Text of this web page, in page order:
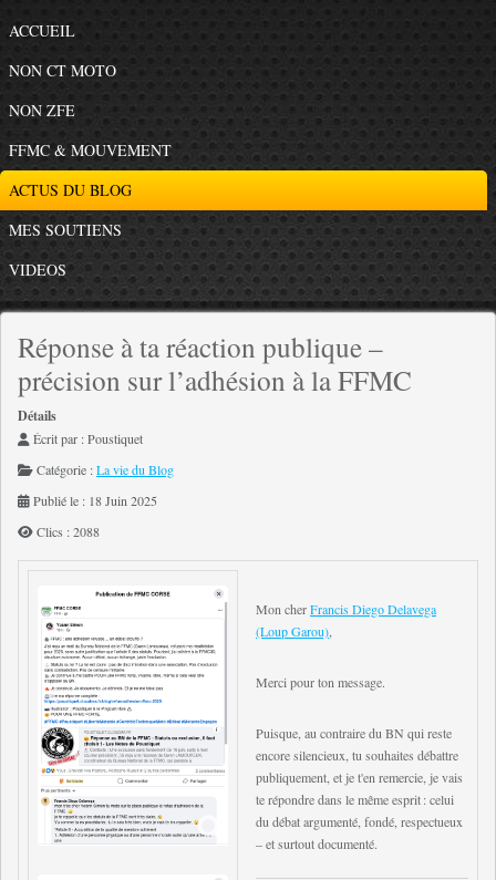
ACCUEIL
NON CT MOTO
NON ZFE
FFMC & MOUVEMENT
ACTUS DU BLOG
MES SOUTIENS
VIDEOS
Réponse à ta réaction publique –
précision sur l’adhésion à la FFMC
Détails
Écrit par :Poustiquet
Catégorie :La vie du Blog
Publié le : 18 Juin 2025
Clics : 2088
Mon cherFrancis Diego Delavega
(Loup Garou)
Merci pour ton message.
Puisque, au contraire du BN qui reste
encore silencieux, tu souhaites débattre
publiquement, et je t'en remercie, je vais
te répondre dans le même esprit : celui
du débat argumenté, fondé, respectueux
– et surtout documenté.